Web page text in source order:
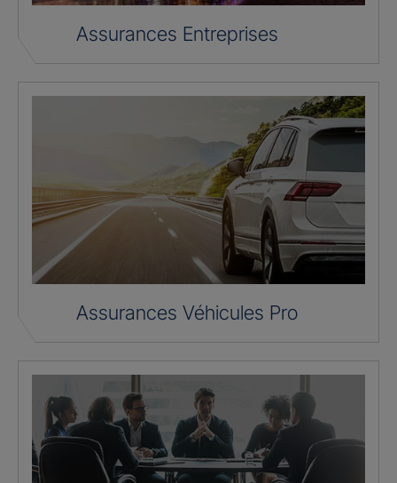
Assurances Entreprises
Assurances Véhicules Pro